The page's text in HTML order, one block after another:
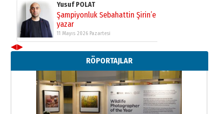
Yusuf POLAT
Şampiyonluk Sebahattin Şirin’e
yazar
11 Mayıs 2026 Pazartesi
Neşat YALÇIN
Paranın Aile Kültüründeki Yeri
03 Ağustos 2026 Pazartesi
Yıldırım Gündoğdu
HAVVA’NIN ÜÇ KIZI
◀▶
RÖPORTAJLAR